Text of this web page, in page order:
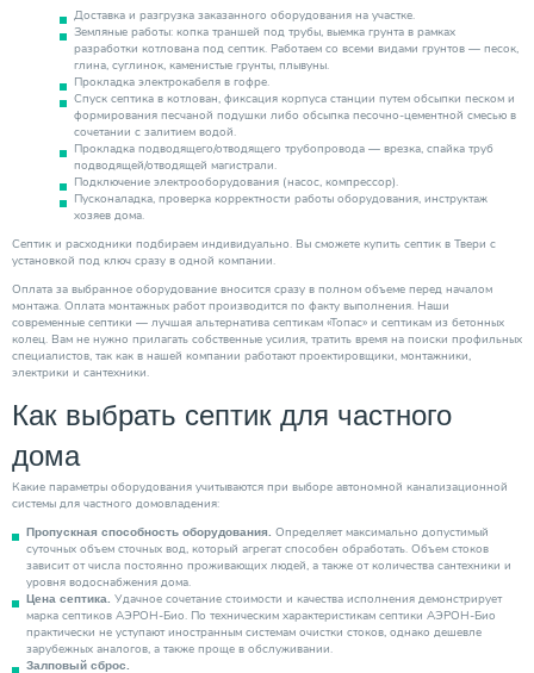
Доставка и разгрузка заказанного оборудования на участке.
Земляные работы: копка траншей под трубы, выемка грунта в рамках
разработки котлована под септик. Работаем со всеми видами грунтов — песок,
глина, суглинок, каменистые грунты, плывуны.
Прокладка электрокабеля в гофре.
Спуск септика в котлован, фиксация корпуса станции путем обсыпки песком и
формирования песчаной подушки либо обсыпка песочно-цементной смесью в
сочетании с залитием водой.
Прокладка подводящего/отводящего трубопровода — врезка, спайка труб
подводящей/отводящей магистрали.
Подключение электрооборудования (насос, компрессор).
Пусконаладка, проверка корректности работы оборудования, инструктаж
хозяев дома.
Септик и расходники подбираем индивидуально. Вы сможете купить септик в Твери с
установкой под ключ сразу в одной компании.
Оплата за выбранное оборудование вносится сразу в полном объеме перед началом
монтажа. Оплата монтажных работ производится по факту выполнения. Наши
современные септики — лучшая альтернатива септикам «Топас» и септикам из бетонных
колец. Вам не нужно прилагать собственные усилия, тратить время на поиски профильных
специалистов, так как в нашей компании работают проектировщики, монтажники,
электрики и сантехники.
Как выбрать септик для частного
дома
Какие параметры оборудования учитываются при выборе автономной канализационной
системы для частного домовладения:
Пропускная способность оборудования.
Определяет максимально допустимый
суточных объем сточных вод, который агрегат способен обработать. Объем стоков
зависит от числа постоянно проживающих людей, а также от количества сантехники и
уровня водоснабжения дома.
Цена септика.
Удачное сочетание стоимости и качества исполнения демонстрирует
марка септиков АЭРОН-Био. По техническим характеристикам септики АЭРОН-Био
практически не уступают иностранным системам очистки стоков, однако дешевле
зарубежных аналогов, а также проще в обслуживании.
Залповый сброс.